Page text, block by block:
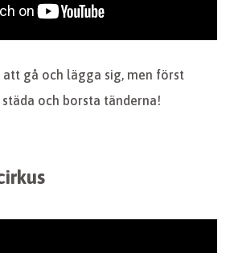
att gå och lägga sig, men först
och borsta tänderna!